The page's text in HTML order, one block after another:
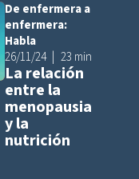
Añadir a
De enfermera a
enfermera:
Habla
26/11/24
23 min
La relación
entre la
menopausia
y la
nutrición